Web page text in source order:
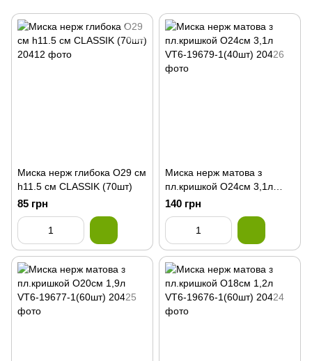
Миска нерж глибока О29 см
h11.5 cм CLASSIK (70шт)
85 грн
Миска нерж матова з
пл.кришкой О24см 3,1л
VT6-19679-1(40шт)
140 грн